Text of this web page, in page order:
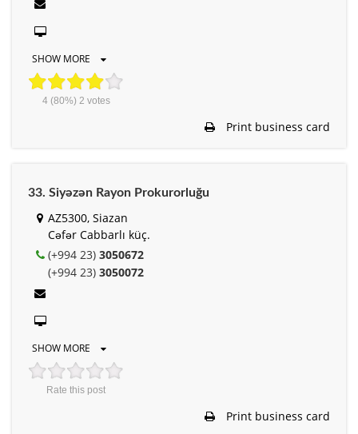
SHOW MORE
4(80%) 2 votes
Print business card
33. Siyəzən Rayon Prokurorluğu
AZ5300, Siazan
Cəfər Cabbarlı küç.
(+994 23) 3050672
(+994 23) 3050072
SHOW MORE
Rate this post
Print business card